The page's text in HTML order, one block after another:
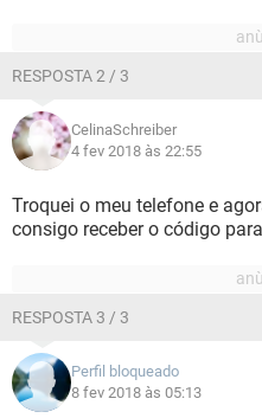
RESPOSTA 2 / 3
CelinaSchreiber
4 fev 2018 às 22:55
Troquei o meu telefone e
consigo receber o código
RESPOSTA 3 / 3
Perfil bloqueado
8 fev 2018 às 05:13